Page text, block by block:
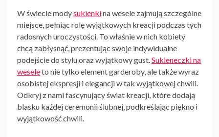
W świecie modysukienkina wesele zajmują szczególne
miejsce, pełniąc rolę wyjątkowych kreacji podczas tych
radosnych uroczystości. To właśnie w nich kobiety
chcą zabłysnąć, prezentując swoje indywidualne
podejście do stylu oraz wyjątkowy gust.Sukieneczki na
weseleto nie tylko element garderoby, ale także wyraz
osobistej ekspresji i elegancji w tak wyjątkowej chwili.
Odkryj z nami fascynujący świat kreacji, które dodają
blasku każdej ceremonii ślubnej, podkreślając piękno i
wyjątkowość chwili.